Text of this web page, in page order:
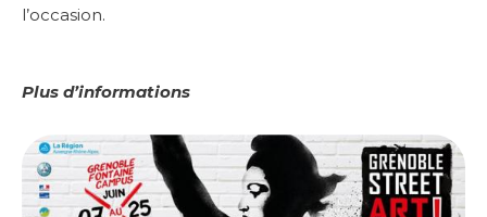
l’occasion.
Plus d’informations